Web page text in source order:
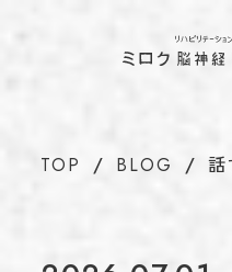
理念
施設基準情報など
TOP BLOG 話